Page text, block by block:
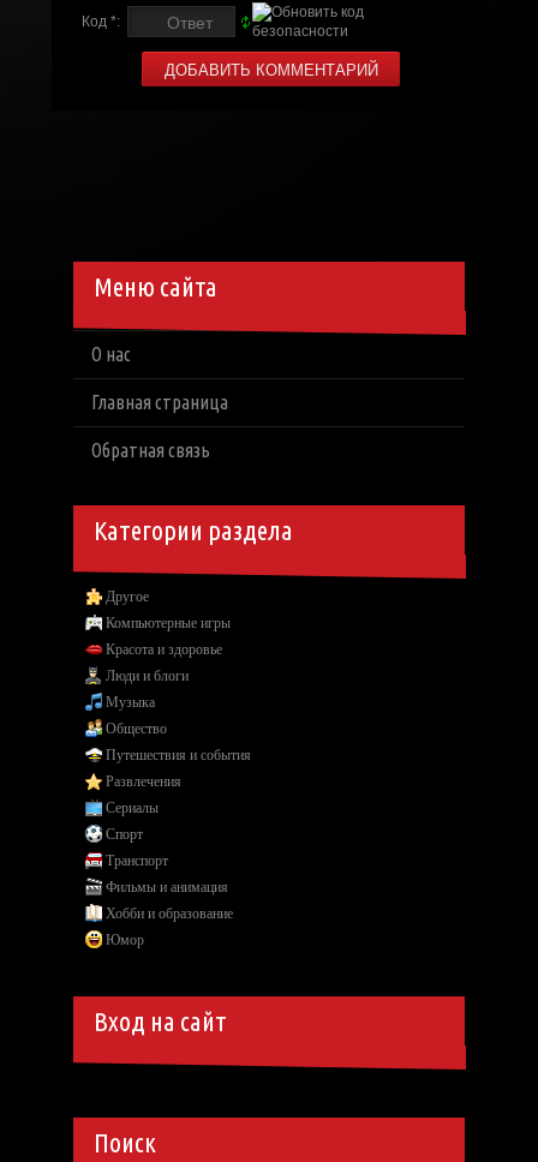
Код *:
Меню сайта
О нас
Главная страница
Обратная связь
Категории раздела
Другое
Компьютерные игры
Красота и здоровье
Люди и блоги
Музыка
Общество
Путешествия и события
Развлечения
Сериалы
Спорт
Транспорт
Фильмы и анимация
Хобби и образование
Юмор
Вход на сайт
Поиск